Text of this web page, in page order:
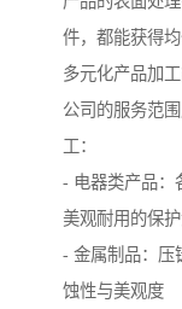
件，都能获得
多元化产品加
公司的服务范
工：
- 电器类产品：
美观耐用的保
- 金属制品：压
蚀性与美观度